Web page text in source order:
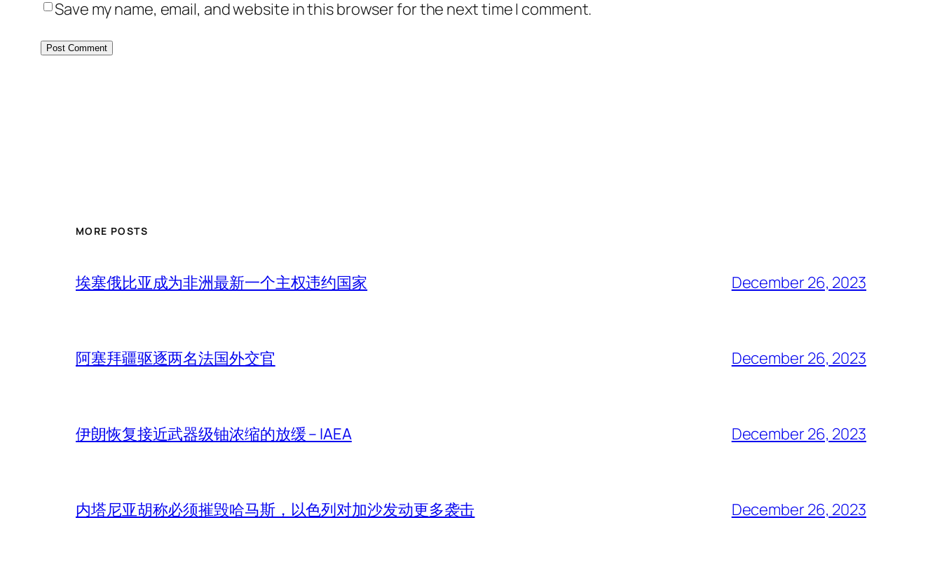
Save my name, email, and website in this browser for the next time I comment.
MORE POSTS
埃塞俄比亚成为非洲最新一个主权违约国家 December 26, 2023
阿塞拜疆驱逐两名法国外交官 December 26, 2023
伊朗恢复接近武器级铀浓缩的放缓 – IAEA December 26, 2023
内塔尼亚胡称必须摧毁哈马斯，以色列对加沙发动更多袭击 December 26, 2023